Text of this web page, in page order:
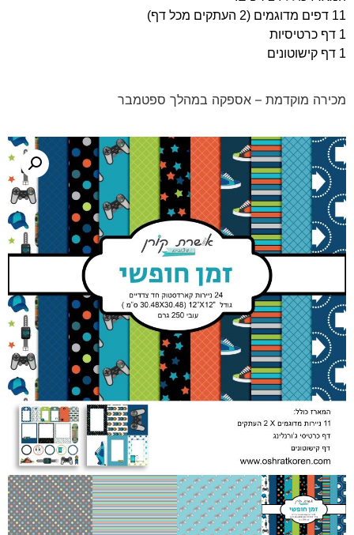
11 דפים מדוגמים (2 העתקים מכל דף)
1 דף כרטיסיות
1 דף קישוטונים
מכירה מוקדמת – אספקה במהלך ספטמבר